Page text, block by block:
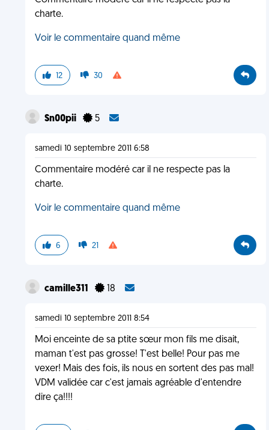
charte.
Voir le commentaire quand même
12 30
Sn00pii 5
samedi 10 septembre 2011 6:58
Commentaire modéré car il ne respecte pas la
charte.
Voir le commentaire quand même
6 21
camille311 18
samedi 10 septembre 2011 8:54
Moi enceinte de sa ptite sœur mon fils me disait,
maman t'est pas grosse! T'est belle! Pour pas me
vexer! Mais des fois, ils nous en sortent des pas mal!
VDM validée car c'est jamais agréable d'entendre
dire ça!!!!